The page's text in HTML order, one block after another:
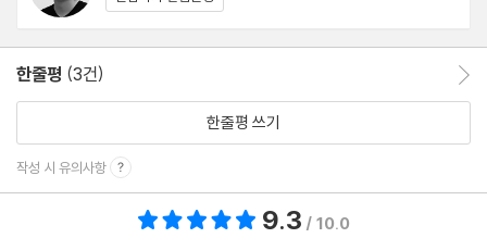
한줄평 (3건)
한줄평 쓰기
작성 시 유의사항
9.3 / 10.0